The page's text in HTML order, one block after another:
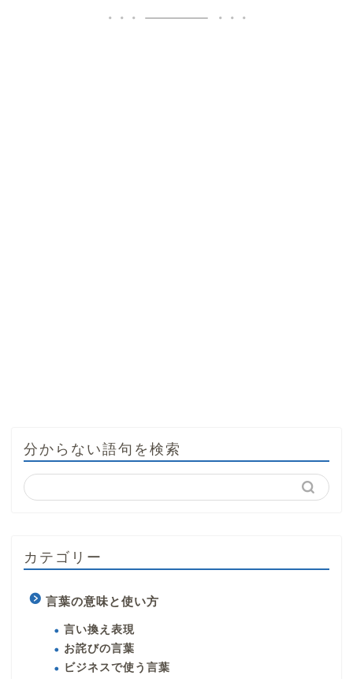
分からない語句を検索
カテゴリー
言葉の意味と使い方
言い換え表現
お詫びの言葉
ビジネスで使う言葉